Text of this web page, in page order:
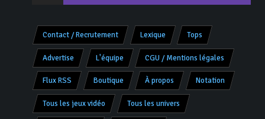
Contact / Recrutement Lexique Tops
Advertise L'équipe CGU / Mentions légales
Flux RSS Boutique À propos Notation
Tous les jeux vidéo Tous les univers